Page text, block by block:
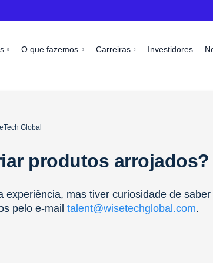
O que fazemos Carreiras Investidores
Global
produtos arrojados?
mas tiver curiosidade de
pelo e-mail talent@wisetechglobal.com.